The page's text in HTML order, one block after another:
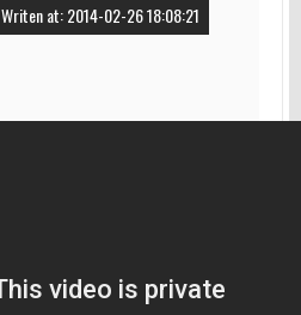
Writen at: 2014-02-26 18:08:21